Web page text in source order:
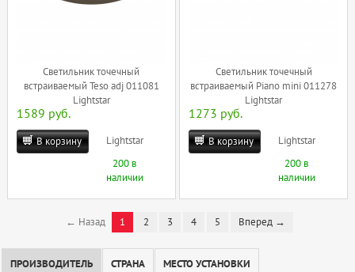
Светильник точечный
встраиваемый Teso adj 011081
Lightstar
1589 руб.
В корзину
Lightstar
200 в
наличии
Светильник точечный
встраиваемый Piano mini 011278
Lightstar
1273 руб.
В корзину
Lightstar
200 в
наличии
← Назад 1 2 3 4 5 Вперед →
ПРОИЗВОДИТЕЛЬ СТРАНА МЕСТО УСТАНОВКИ